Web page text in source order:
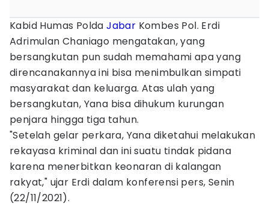
Kabid Humas PoldaJabar Kombes Pol. Erdi
Adrimulan Chaniago mengatakan, yang
bersangkutan pun sudah memahami apa yang
direncanakannya ini bisa menimbulkan simpati
masyarakat dan keluarga. Atas ulah yang
bersangkutan, Yana bisa dihukum kurungan
penjara hingga tiga tahun.
"Setelah gelar perkara, Yana diketahui melakukan
rekayasa kriminal dan ini suatu tindak pidana
karena menerbitkan keonaran di kalangan
rakyat," ujar Erdi dalam konferensi pers, Senin
(22/11/2021).